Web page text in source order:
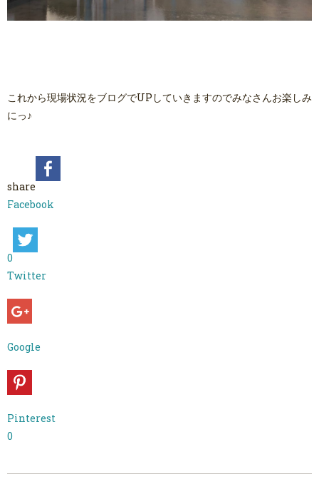
これから現場状況をブログでUPしていきますのでみなさんお楽しみ
にっ♪
share
Facebook
0
Twitter
Google
Pinterest
0